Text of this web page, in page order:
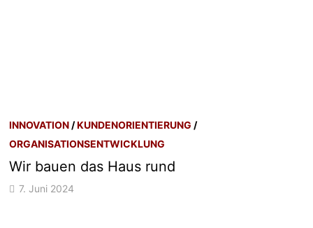
INNOVATION /KUNDENORIENTIERUNG /
ORGANISATIONSENTWICKLUNG
Wir bauen das Haus rund
7. Juni 2024